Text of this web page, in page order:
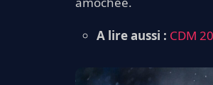
A lire aussi : CDM